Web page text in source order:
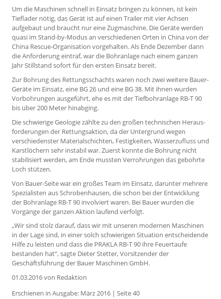
Um die Maschinen schnell in Einsatz bringen zu können, ist kein
Tieflader nötig, das Gerät ist auf einen Trailer mit vier Achsen
aufgebaut und braucht nur eine Zugmaschine. Die Geräte werden
quasi im Stand-by-Modus an verschiedenen Orten in China von der
China Rescue-Organisation vorgehalten. Als Ende Dezember dann
die Anforderung eintraf, war die Bohranlage nach einem ganzen
Jahr Stillstand sofort für den ersten Einsatz bereit.
Zur Bohrung des Rettungsschachts waren noch zwei weitere Bauer-
Geräte im Einsatz, eine BG 26 und eine BG 38. Mit ihnen wurden
Vorbohrungen ausgeführt, ehe es mit der Tiefbohranlage RB-T 90
bis über 200 Meter hinabging.
Die schwierige Geologie zählte zu den großen technischen Heraus­
forderungen der Rettungsaktion, da der Untergrund wegen
verschiedenster Materialschichten, Festigkeiten, Wasserzufluss und
Karstlöchern sehr instabil war. Zuerst konnte die Bohrung nicht
stabilisiert werden, am Ende mussten Verrohrungen das gebohrte
Loch stützen.
Von Bauer-Seite war ein großes Team im Einsatz, darunter mehrere
Spezialisten aus Schrobenhausen, die schon bei der Entwicklung
der Bohranlage RB-T 90 involviert waren. Bei Bauer wurden die
Vorgänge der ganzen Aktion laufend verfolgt.
„Wir sind stolz darauf, dass wir mit unseren modernen Maschinen
in der Lage sind, in einer solch schwierigen Situation entscheidende
Hilfe zu leisten und dass die PRAKLA RB-T 90 ihre Feuertaufe
bestanden hat“, sagte Dieter Stetter, Vorsitzender der
Geschäftsführung der Bauer Maschinen GmbH.
01.03.2016von Redaktion
Erschienen in Ausgabe: März 2016 | Seite 40